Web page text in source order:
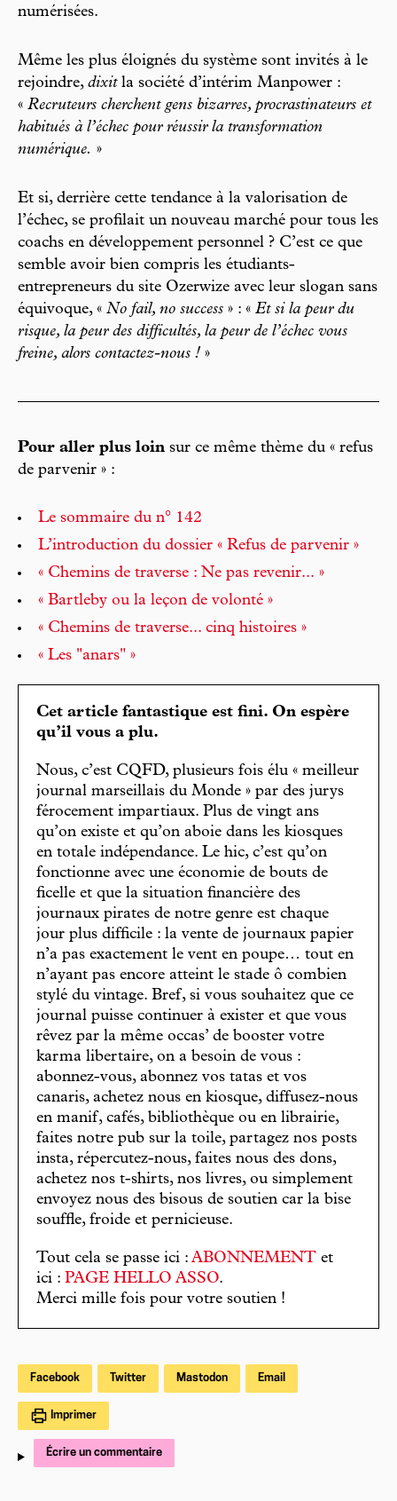
numérisées.
Même les plus éloignés du système sont invités à le
rejoindre, dixitla société d’intérim Manpower :
« Recruteurs cherchent gens bizarres, procrastinateurs et
habitués à l’échec pour réussir la transformation
numérique. »
Et si, derrière cette tendance à la valorisation de
l’échec, se profilait un nouveau marché pour tous les
coachs en développement personnel ? C’est ce que
semble avoir bien compris les étudiants-
entrepreneurs du site Ozerwize avec leur slogan sans
équivoque, « No fail, no success » : « Et si la peur du
risque, la peur des difficultés, la peur de l’échec vous
freine, alors contactez-nous ! »
Pour aller plus loin sur ce même thème du « refus
de parvenir » :
Le sommaire du n° 142
L’introduction du dossier « Refus de parvenir »
« Chemins de traverse : Ne pas revenir... »
« Bartleby ou la leçon de volonté »
« Chemins de traverse... cinq histoires »
« Les "anars" »
Cet article fantastique est fini. On espère
qu’il vous a plu.
Nous, c’est CQFD, plusieurs fois élu « meilleur
journal marseillais du Monde » par des jurys
férocement impartiaux. Plus de vingt ans
qu’on existe et qu’on aboie dans les kiosques
en totale indépendance. Le hic, c’est qu’on
fonctionne avec une économie de bouts de
ficelle et que la situation financière des
journaux pirates de notre genre est chaque
jour plus difficile : la vente de journaux papier
n’a pas exactement le vent en poupe… tout en
n’ayant pas encore atteint le stade ô combien
stylé du vintage. Bref, si vous souhaitez que ce
journal puisse continuer à exister et que vous
rêvez par la même occas’ de booster votre
karma libertaire, on a besoin de vous :
abonnez-vous, abonnez vos tatas et vos
canaris, achetez nous en kiosque, diffusez-nous
en manif, cafés, bibliothèque ou en librairie,
faites notre pub sur la toile, partagez nos posts
insta, répercutez-nous, faites nous des dons,
achetez nos t-shirts, nos livres, ou simplement
envoyez nous des bisous de soutien car la bise
souffle, froide et pernicieuse.
Tout cela se passe ici : ABONNEMENT et
ici : PAGE HELLO ASSO.
Merci mille fois pour votre soutien !
Facebook Twitter Mastodon Email
Imprimer
Écrire un commentaire